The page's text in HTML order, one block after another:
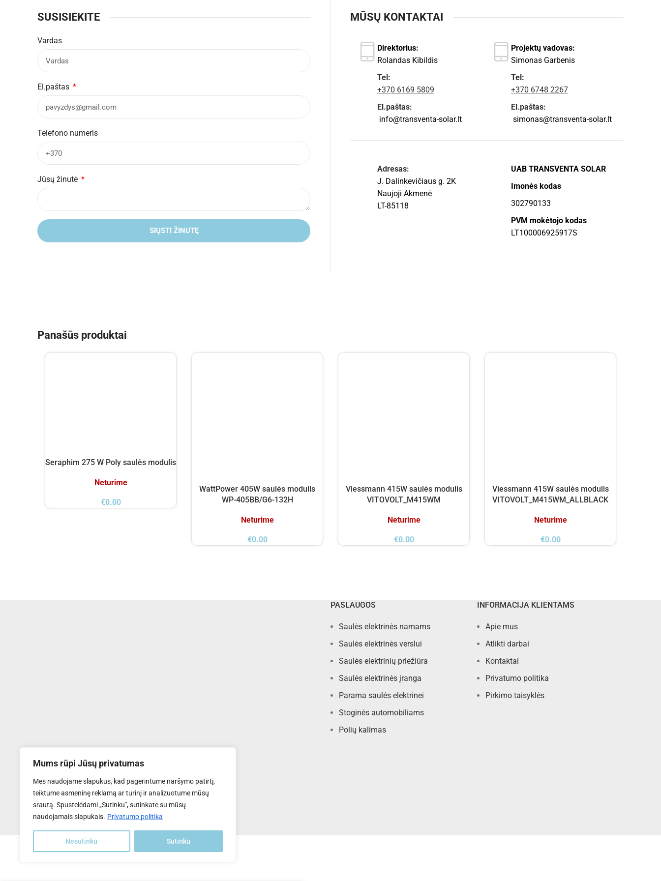
Mums rūpi Jūsų privatumas
Mes naudojame slapukus, kad pagerintume naršymo patirtį,
teiktume asmeninę reklamą ar turinį ir analizuotume mūsų
srautą. Spustelėdami „Sutinku", sutinkate su mūsų
naudojamais slapukais. Privatumo politika
Nesutinku Sutinku
SUSISIEKITE
Vardas
El.paštas
Telefono numeris
Jūsų žinutė
SIŲSTI ŽINUTĘ
MŪSŲ KONTAKTAI
Direktorius:
Rolandas Kibildis
Tel:
+370 6169 5809
El.paštas:
info@transventa-solar.lt
Projektų vadovas:
Simonas Garbenis
Tel:
+370 6748 2267
El.paštas:
simonas@transventa-solar.lt
Adresas:
J. Dalinkevičiaus g. 2K
Naujoji Akmenė
LT-85118
UAB TRANSVENTA SOLAR
Imonės kodas
302790133
PVM mokėtojo kodas
LT100006925917S
Panašūs produktai
Seraphim 275 W Poly saulės modulis
Neturime
€0.00
WattPower 405W saulės modulis
WP-405BB/G6-132H
Neturime
€0.00
Viessmann 415W saulės modulis
VITOVOLT_M415WM
Neturime
€0.00
Viessmann 415W saulės modulis
VITOVOLT_M415WM_ALLBLACK
Neturime
€0.00
UAB "Transventa Solar"
Tel:+370 6169 5809
El.paštas: info@transventa-solar.lt
Adresas
: J. Dalinkevičiaus g. 2K, Naujoji Akmenė, LT-85118
PASLAUGOS
Saulės elektrinės namams
Saulės elektrinės verslui
Saulės elektrinių priežiūra
Saulės elektrinės įranga
Parama saulės elektrinei
Stoginės automobiliams
Polių kalimas
INFORMACIJA KLIENTAMS
Apie mus
Atlikti darbai
Kontaktai
Privatumo politika
Pirkimo taisyklės